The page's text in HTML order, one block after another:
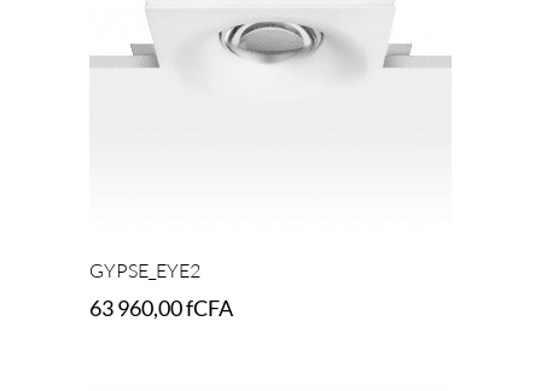
GYPSE_EYE2
63 960,00fCFA